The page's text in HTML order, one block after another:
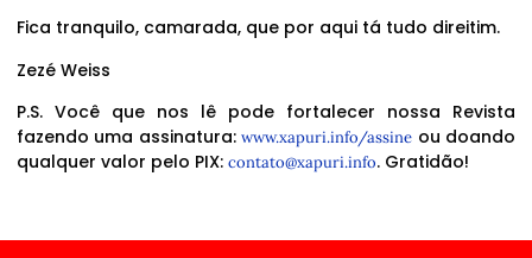
Fica tranquilo, camarada, que por aqui tá tudo direitim.
Zezé Weiss
P.S. Você que nos lê pode fortalecer nossa Revista
fazendo uma assinatura:www.xapuri.info/assine ou doando
qualquer valor pelo PIX: contato@xapuri.info. Gratidão!